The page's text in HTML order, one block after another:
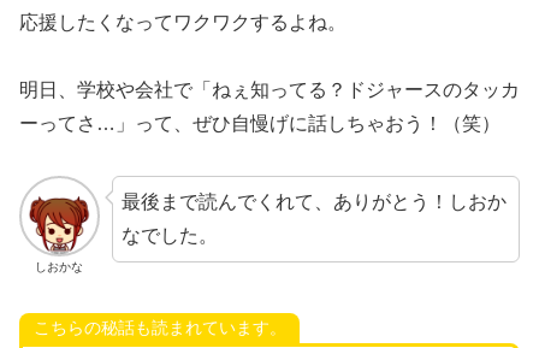
応援したくなってワクワクするよね。
明日、学校や会社で「ねぇ知ってる？ドジャースのタッカ
ーってさ…」って、ぜひ自慢げに話しちゃおう！（笑）
しおかな
最後まで読んでくれて、ありがとう！しおか
なでした。
こちらの秘話も読まれています。